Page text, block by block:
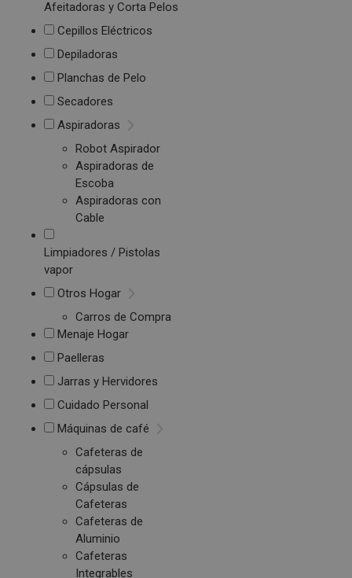
Afeitadoras y Corta Pelos
Cepillos Eléctricos
Depiladoras
Planchas de Pelo
Secadores
Aspiradoras
Robot Aspirador
Aspiradoras de
Escoba
Aspiradoras con
Cable
Limpiadores / Pistolas
vapor
Otros Hogar
Carros de Compra
Menaje Hogar
Paelleras
Jarras y Hervidores
Cuidado Personal
Máquinas de café
Cafeteras de
cápsulas
Cápsulas de
Cafeteras
Cafeteras de
Aluminio
Cafeteras
Integrables